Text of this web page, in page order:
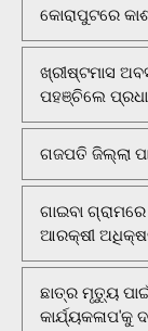
କୋରାପୁଟରେ
ଖ୍ରୀଷ୍ଟମାସ
ପହଞ୍ଚିଲେ
ଗଜପତି ଜିଲ୍ଲା
ଗାଇବା
ଆରକ୍ଷୀ
ଛାତ୍ର ମୃତ୍ୟୁ
କାର୍ଯ୍ୟକଳାପ'କୁ